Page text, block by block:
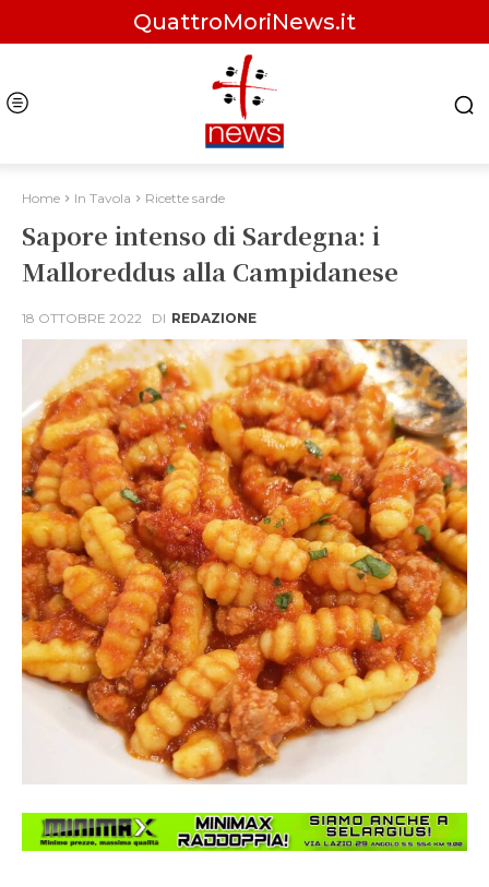
QuattroMoriNews.it
Home In Tavola Ricette sarde
Sapore intenso di Sardegna: i
Malloreddus alla Campidanese
18 OTTOBRE 2022 DI REDAZIONE